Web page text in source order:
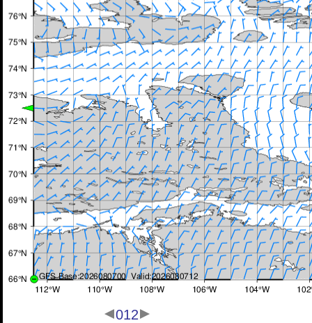
012